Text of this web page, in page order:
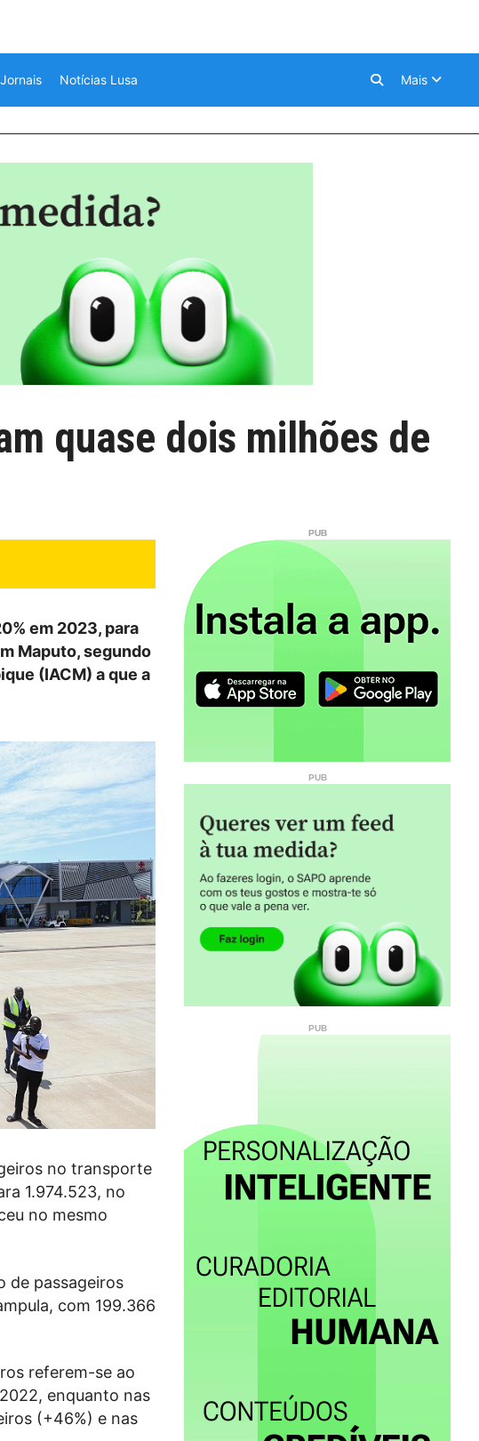
Jornais Notícias Lusa Mais
quase dois milhões de
em 2023, para
Maputo, segundo
(IACM) a que a
no transporte
1.974.523, no
no mesmo
de passageiros
com 199.366
referem-se ao
enquanto nas
(+46%) e nas